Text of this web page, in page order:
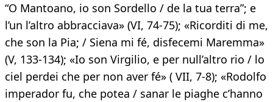
“O Mantoano, io son Sordello / de la tua terra”; e
l’un l’altro abbracciava» (VI, 74-75); «Ricorditi di me,
che son la Pia; / Siena mi fé, disfecemi Maremma»
(V, 133-134); «Io son Virgilio, e per null’altro rio / lo
ciel perdei che per non aver fé» ( VII, 7-8); «Rodolfo
imperador fu, che potea / sanar le piaghe c’hanno